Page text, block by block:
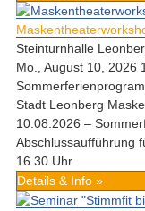
Steinturnhalle
Mo., August 10, 2026
Stadt Leonberg
10.08.2026 –
Abschlussaufführung
16.30 Uhr
Details & Info »